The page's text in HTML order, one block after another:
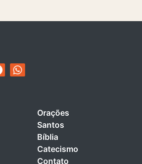
Orações
Santos
Bíblia
Catecismo
Contato